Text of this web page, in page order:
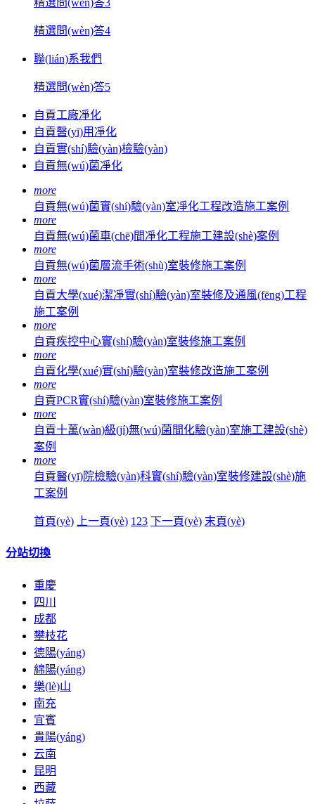
精選問(wèn)答3
精選問(wèn)答4
聯(lián)系我們
精選問(wèn)答5
自貢工廠凈化
自貢醫(yī)用凈化
自貢實(shí)驗(yàn)檢驗(yàn)
自貢無(wú)菌凈化
more
自貢無(wú)菌實(shí)驗(yàn)室凈化工程改造施工案例
more
自貢無(wú)菌車(chē)間凈化工程施工建設(shè)案例
more
自貢無(wú)菌層流手術(shù)室裝修施工案例
more
自貢大學(xué)潔凈實(shí)驗(yàn)室裝修及通風(fēng)工程
施工案例
more
自貢疾控中心實(shí)驗(yàn)室裝修施工案例
more
自貢化學(xué)實(shí)驗(yàn)室裝修改造施工案例
more
自貢PCR實(shí)驗(yàn)室裝修施工案例
more
自貢十萬(wàn)級(jí)無(wú)菌間化驗(yàn)室施工建設(shè)
案例
more
自貢醫(yī)院檢驗(yàn)科實(shí)驗(yàn)室裝修建設(shè)施
工案例
首頁(yè) 上一頁(yè) 1 23 下一頁(yè) 末頁(yè)
分站切換
重慶
四川
成都
攀枝花
德陽(yáng)
綿陽(yáng)
樂(lè)山
南充
宜賓
貴陽(yáng)
云南
昆明
西藏